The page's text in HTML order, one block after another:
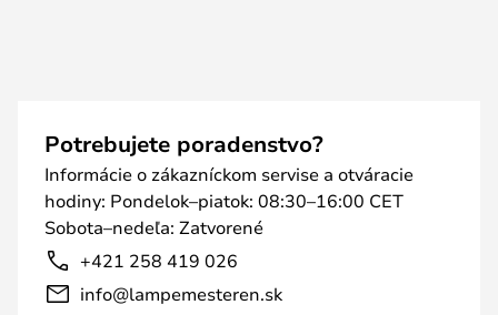
Potrebujete poradenstvo?
Informácie o zákazníckom servise a otváracie
hodiny: Pondelok–piatok: 08:30–16:00 CET
Sobota–nedeľa: Zatvorené
+421 258 419 026
info@lampemesteren.sk